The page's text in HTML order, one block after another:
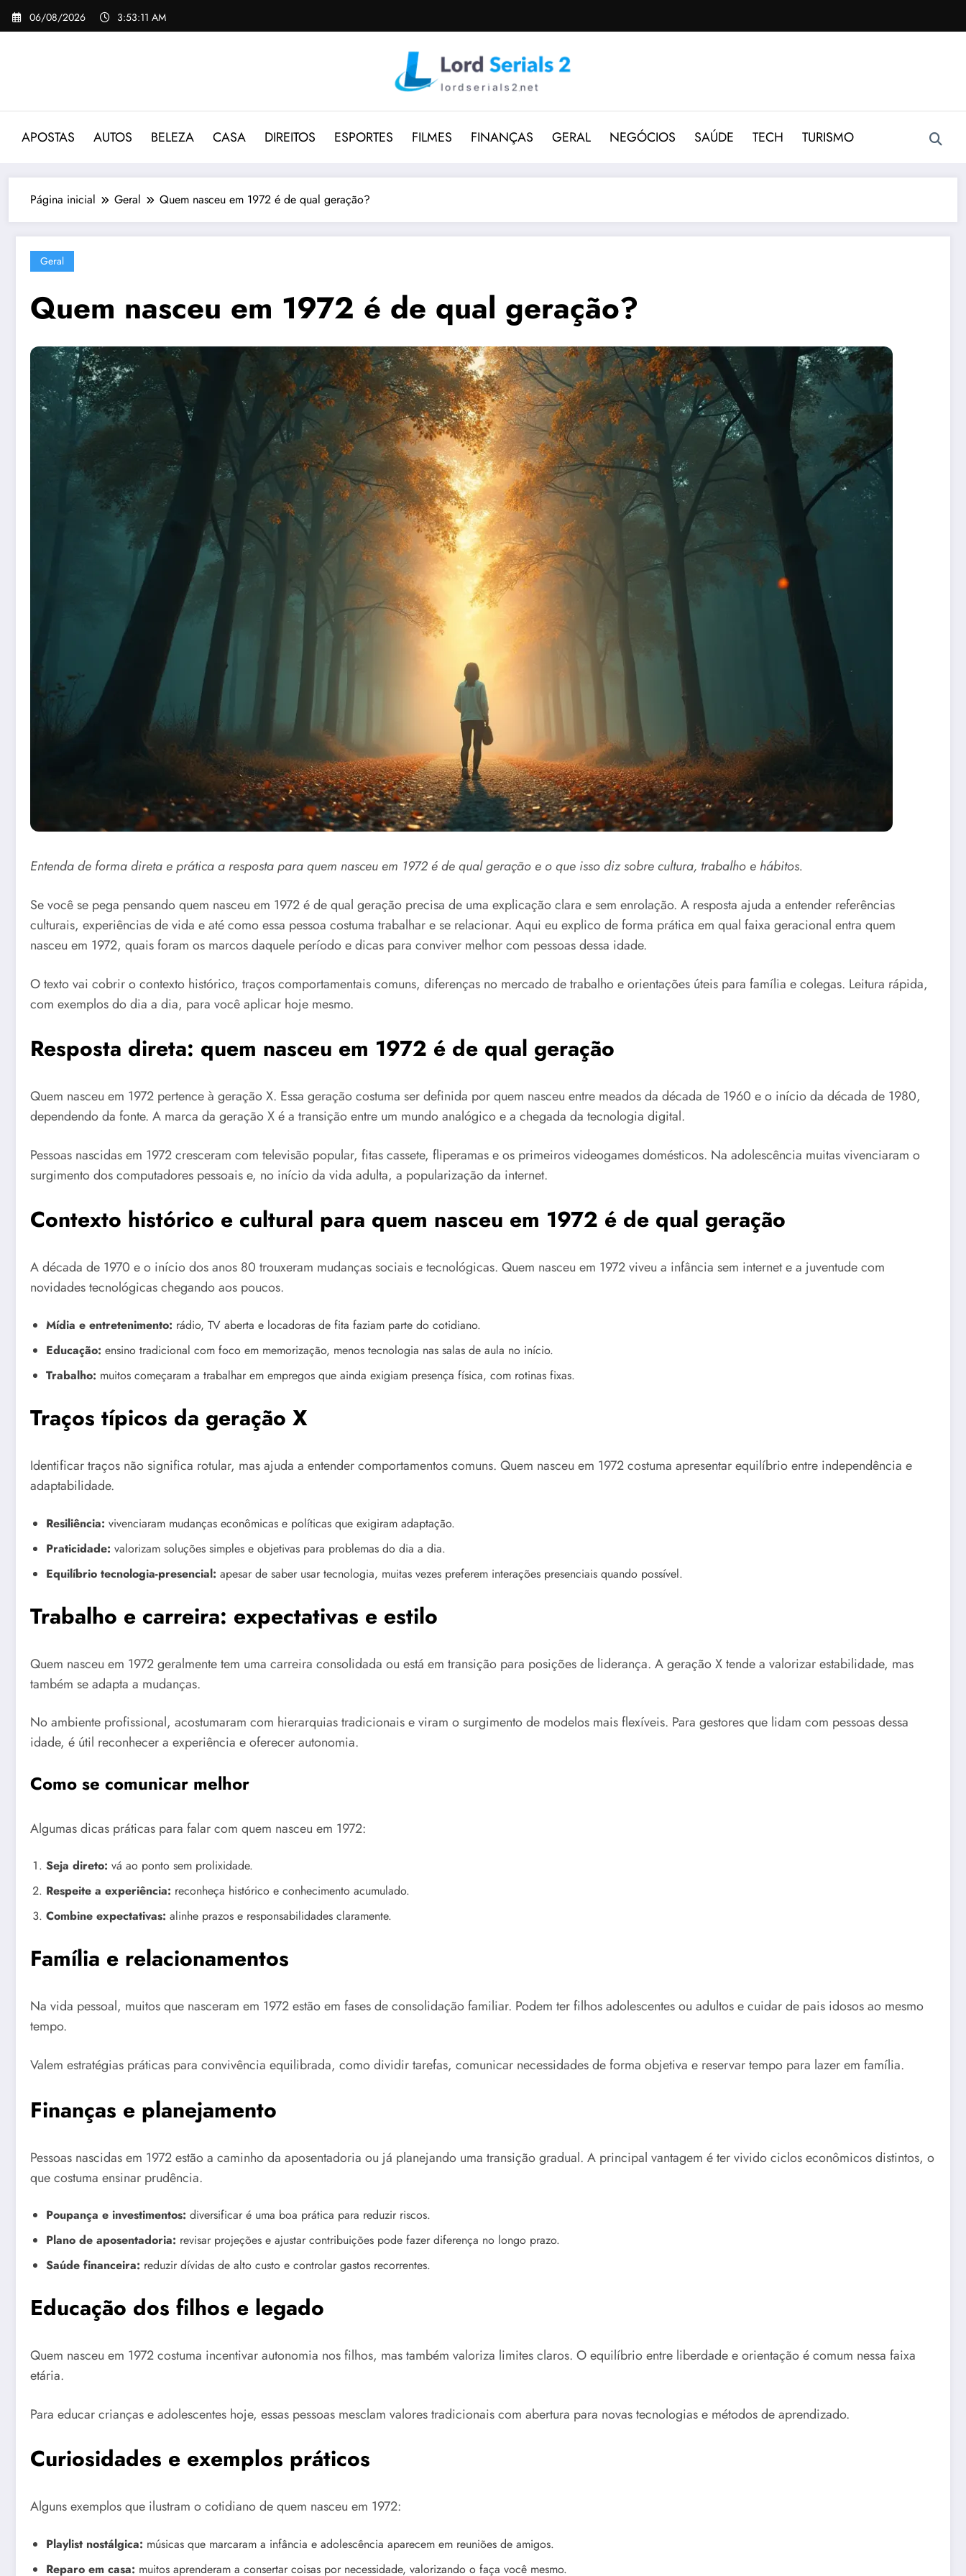
Pular
para
06/08/2026 3:53:12 AM
APOSTAS AUTOS BELEZA CASA DIREITOS ESPORTES FILMES FINANÇAS GERAL NEGÓCIOS SAÚDE TECH TURISMO
Página inicial Geral Quem nasceu em 1972 é de qual geração?
Geral
Quem nasceu em 1972 é de qual geração?
Entenda de forma direta e prática a resposta para quem nasceu em 1972 é de qual geração e o que isso diz sobre cultura, trabalho e hábitos.
Se você se pega pensando quem nasceu em 1972 é de qual geração precisa de uma explicação clara e sem enrolação. A resposta ajuda a entender referências
culturais, experiências de vida e até como essa pessoa costuma trabalhar e se relacionar. Aqui eu explico de forma prática em qual faixa geracional entra quem
nasceu em 1972, quais foram os marcos daquele período e dicas para conviver melhor com pessoas dessa idade.
O texto vai cobrir o contexto histórico, traços comportamentais comuns, diferenças no mercado de trabalho e orientações úteis para família e colegas. Leitura rápida,
com exemplos do dia a dia, para você aplicar hoje mesmo.
Resposta direta: quem nasceu em 1972 é de qual geração
Quem nasceu em 1972 pertence à geração X. Essa geração costuma ser definida por quem nasceu entre meados da década de 1960 e o início da década de 1980,
dependendo da fonte. A marca da geração X é a transição entre um mundo analógico e a chegada da tecnologia digital.
Pessoas nascidas em 1972 cresceram com televisão popular, fitas cassete, fliperamas e os primeiros videogames domésticos. Na adolescência muitas vivenciaram o
surgimento dos computadores pessoais e, no início da vida adulta, a popularização da internet.
Contexto histórico e cultural para quem nasceu em 1972 é de qual geração
A década de 1970 e o início dos anos 80 trouxeram mudanças sociais e tecnológicas. Quem nasceu em 1972 viveu a infância sem internet e a juventude com
novidades tecnológicas chegando aos poucos.
Mídia e entretenimento: rádio, TV aberta e locadoras de fita faziam parte do cotidiano.
Educação: ensino tradicional com foco em memorização, menos tecnologia nas salas de aula no início.
Trabalho: muitos começaram a trabalhar em empregos que ainda exigiam presença física, com rotinas fixas.
Traços típicos da geração X
Identificar traços não significa rotular, mas ajuda a entender comportamentos comuns. Quem nasceu em 1972 costuma apresentar equilíbrio entre independência e
adaptabilidade.
Resiliência: vivenciaram mudanças econômicas e políticas que exigiram adaptação.
Praticidade: valorizam soluções simples e objetivas para problemas do dia a dia.
Equilíbrio tecnologia-presencial: apesar de saber usar tecnologia, muitas vezes preferem interações presenciais quando possível.
Trabalho e carreira: expectativas e estilo
Quem nasceu em 1972 geralmente tem uma carreira consolidada ou está em transição para posições de liderança. A geração X tende a valorizar estabilidade, mas
também se adapta a mudanças.
No ambiente profissional, acostumaram com hierarquias tradicionais e viram o surgimento de modelos mais flexíveis. Para gestores que lidam com pessoas dessa
idade, é útil reconhecer a experiência e oferecer autonomia.
Como se comunicar melhor
Algumas dicas práticas para falar com quem nasceu em 1972:
Seja direto: vá ao ponto sem prolixidade.
Respeite a experiência: reconheça histórico e conhecimento acumulado.
Combine expectativas: alinhe prazos e responsabilidades claramente.
Família e relacionamentos
Na vida pessoal, muitos que nasceram em 1972 estão em fases de consolidação familiar. Podem ter filhos adolescentes ou adultos e cuidar de pais idosos ao mesmo
tempo.
Valem estratégias práticas para convivência equilibrada, como dividir tarefas, comunicar necessidades de forma objetiva e reservar tempo para lazer em família.
Finanças e planejamento
Pessoas nascidas em 1972 estão a caminho da aposentadoria ou já planejando uma transição gradual. A principal vantagem é ter vivido ciclos econômicos distintos, o
que costuma ensinar prudência.
Poupança e investimentos: diversificar é uma boa prática para reduzir riscos.
Plano de aposentadoria: revisar projeções e ajustar contribuições pode fazer diferença no longo prazo.
Saúde financeira: reduzir dívidas de alto custo e controlar gastos recorrentes.
Educação dos filhos e legado
Quem nasceu em 1972 costuma incentivar autonomia nos filhos, mas também valoriza limites claros. O equilíbrio entre liberdade e orientação é comum nessa faixa
etária.
Para educar crianças e adolescentes hoje, essas pessoas mesclam valores tradicionais com abertura para novas tecnologias e métodos de aprendizado.
Curiosidades e exemplos práticos
Alguns exemplos que ilustram o cotidiano de quem nasceu em 1972:
Playlist nostálgica: músicas que marcaram a infância e adolescência aparecem em reuniões de amigos.
Reparo em casa: muitos aprenderam a consertar coisas por necessidade, valorizando o faça você mesmo.